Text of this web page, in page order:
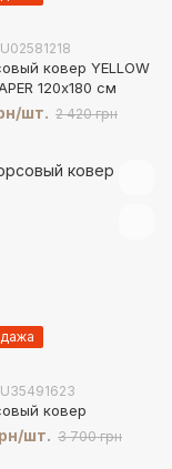
ковер YELLOW
120х180 см
шт. 2 420 грн
ковер
шт. 3 700 грн